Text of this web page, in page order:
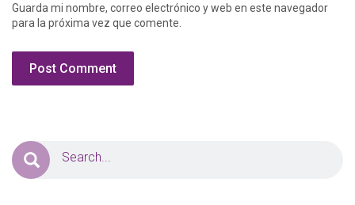
Guarda mi nombre, correo electrónico y web en este navegador
para la próxima vez que comente.